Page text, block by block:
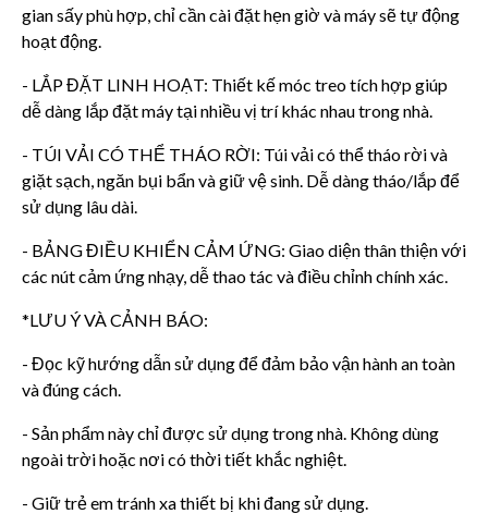
gian sấy phù hợp, chỉ cần cài đặt hẹn giờ và máy sẽ tự động
hoạt động.
- LẮP ĐẶT LINH HOẠT: Thiết kế móc treo tích hợp giúp
dễ dàng lắp đặt máy tại nhiều vị trí khác nhau trong nhà.
- TÚI VẢI CÓ THỂ THÁO RỜI: Túi vải có thể tháo rời và
giặt sạch, ngăn bụi bẩn và giữ vệ sinh. Dễ dàng tháo/lắp để
sử dụng lâu dài.
- BẢNG ĐIỀU KHIỂN CẢM ỨNG: Giao diện thân thiện với
các nút cảm ứng nhạy, dễ thao tác và điều chỉnh chính xác.
*LƯU Ý VÀ CẢNH BÁO:
- Đọc kỹ hướng dẫn sử dụng để đảm bảo vận hành an toàn
và đúng cách.
- Sản phẩm này chỉ được sử dụng trong nhà. Không dùng
ngoài trời hoặc nơi có thời tiết khắc nghiệt.
- Giữ trẻ em tránh xa thiết bị khi đang sử dụng.